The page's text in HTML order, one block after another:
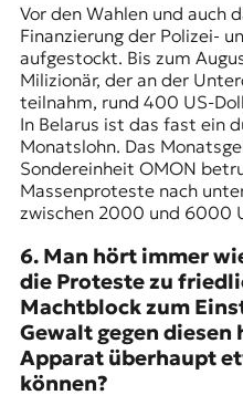
Vor den Wahlen und auch
Finanzierung der Polizei-
aufgestockt. Bis zum
Milizionär, der an der
teilnahm, rund 400 US-
In Belarus ist das fast ein
Monatslohn. Das
Sondereinheit OMON
Massenproteste nach
zwischen 2000 und 6000
6. Man hört immer
die Proteste zu
Machtblock zum
Gewalt gegen diesen
Apparat überhaupt
können?